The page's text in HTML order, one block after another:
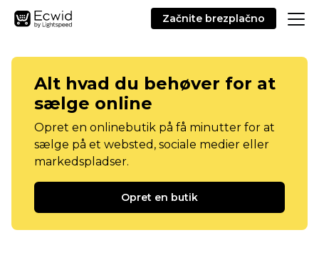
Začnite brezplačno
Alt hvad du behøver for at
sælge online
Opret en onlinebutik på få minutter for at
sælge på et websted, sociale medier eller
markedspladser.
Opret en butik